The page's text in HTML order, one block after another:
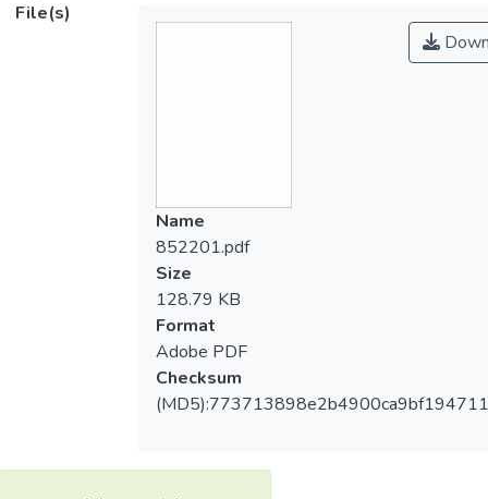
File(s)
Name
852201.pdf
Size
128.79 KB
Format
Adobe PDF
Checksum